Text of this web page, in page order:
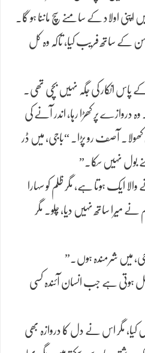
اپنی اولاد کے سامنے سچ ماننا ہو گا۔
کے ساتھ فریب کیا، تاکہ وہ کل
پاس انکار کی جگہ نہیں بچی تھی۔
دروازے پر کھڑا رہا، اندر آنے کی
آصف رو پڑا۔ “باجی، میں ڈر
بول نہیں سکا۔”
ایک ہوتا ہے، مگر ظلم کو سہارا
ساتھ نہیں دیا، چلو۔ مگر
میں شرمندہ ہوں۔”
ہوتی ہے جب انسان آئندہ کسی
کیا، مگر اس نے دل کا دروازہ بھی